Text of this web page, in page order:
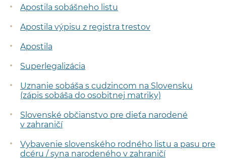
Apostila sobášneho listu
Apostila výpisu z registra trestov
Apostila
Superlegalizácia
Uznanie sobáša s cudzincom na Slovensku
(zápis sobáša do osobitnej matriky)
Slovenské občianstvo pre dieťa narodené
v zahraničí
Vybavenie slovenského rodného listu a pasu pre
dcéru / syna narodeného v zahraničí